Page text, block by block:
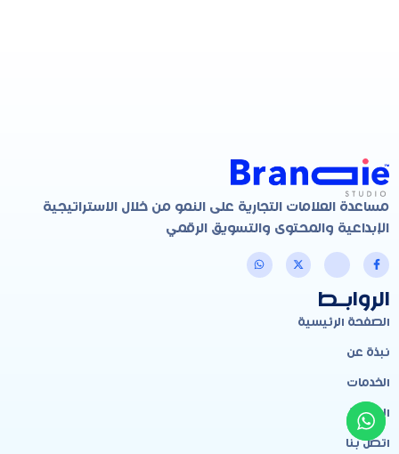
مساعدة العلامات التجارية على النمو من خلال الاستراتيجية
الإبداعية والمحتوى والتسويق الرقمي
الروابـط
الصفحة الرئيسية
نبذة عن
الخدمات
المدونة
اتصل بنا